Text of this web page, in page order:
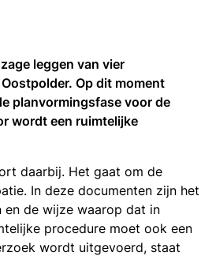
leggen van vier
Op dit moment
planvormingsfase voor de
wordt een ruimtelijke
daarbij. Het gaat om de
In deze documenten zijn het
de wijze waarop dat in
procedure moet ook een
wordt uitgevoerd, staat